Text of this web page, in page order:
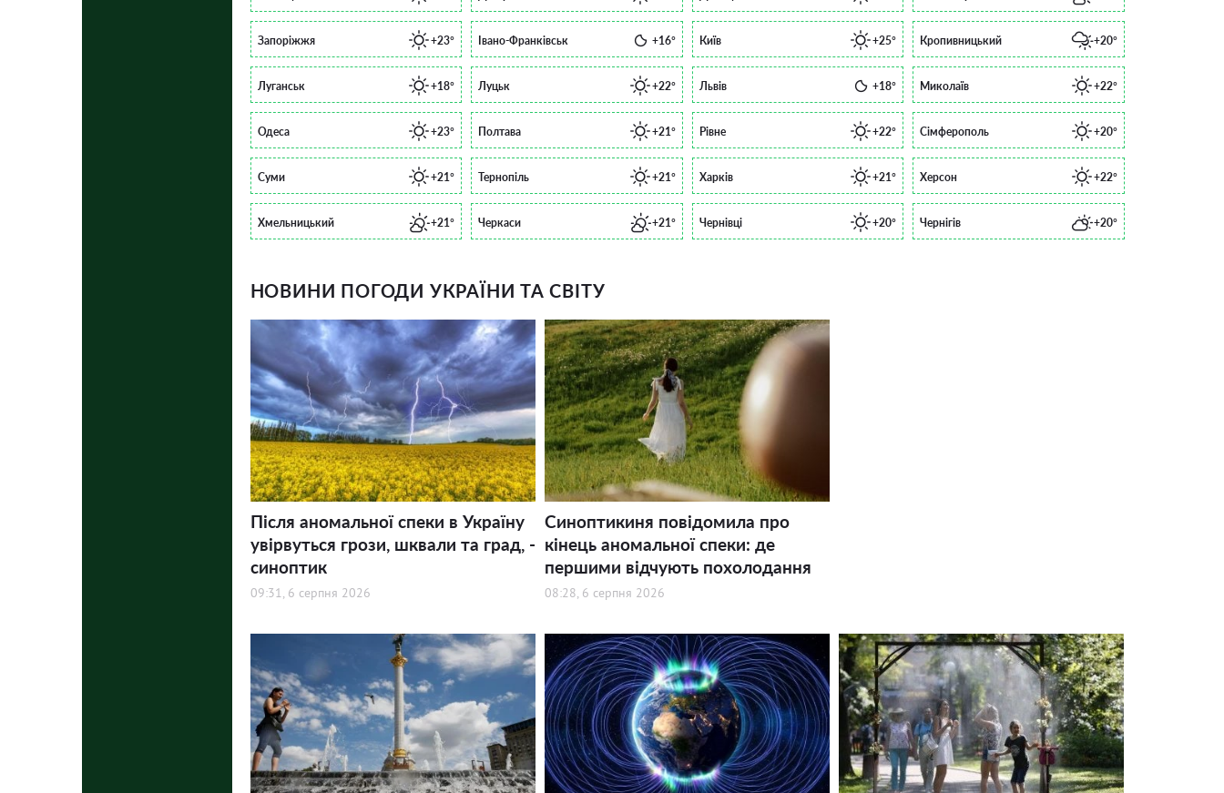
Запоріжжя +23° Івано-Франківськ +16° Київ +25° Кропивницький +20°
Луганськ +18° Луцьк +22° Львів +18° Миколаїв +22°
Одеса +23° Полтава +21° Рівне +22° Сімферополь +20°
Суми +21° Тернопіль +21° Харків +21° Херсон +22°
Хмельницький +21° Черкаси +21° Чернівці +20° Чернігів +20°
НОВИНИ ПОГОДИ УКРАЇНИ ТА СВІТУ
Після аномальної спеки в Україну
увірвуться грози, шквали та град, -
синоптик
09:31, 6 серпня 2026
Синоптикиня повідомила про
кінець аномальної спеки: де
першими відчують похолодання
08:28, 6 серпня 2026